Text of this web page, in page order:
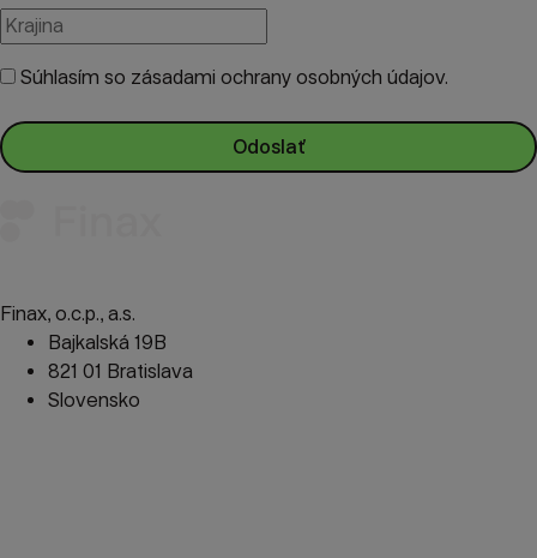
Súhlasím so zásadami ochrany osobných údajov.
Odoslať
Finax, o.c.p., a.s.
Bajkalská 19B
821 01 Bratislava
Slovensko